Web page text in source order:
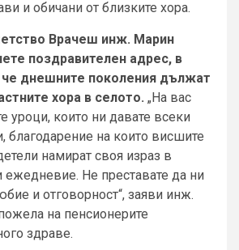
и обичани от близките хора.
Врачеш инж. Марин
поздравителен адрес, в
че днешните поколения дължат
хора в селото. „На вас
които ни давате всеки
благодарение на които висшите
намират своя израз в
ежедневие. Не преставате да ни
и отговорност“, заяви инж.
на пенсионерите
здраве.